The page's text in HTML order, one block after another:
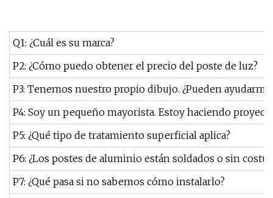
Q1: ¿Cuál es su marca?
P2: ¿Cómo puedo obtener el precio del poste de luz?
P3: Tenemos nuestro propio dibujo. ¿Pueden
P4: Soy un pequeño mayorista. Estoy haciendo
P5: ¿Qué tipo de tratamiento superficial aplica?
P6: ¿Los postes de aluminio están soldados o sin
P7: ¿Qué pasa si no sabemos cómo instalarlo?